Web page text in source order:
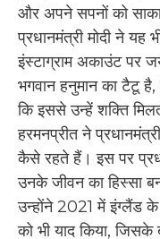
और अपने सपनों को
प्रधानमंत्री मोदी ने यह
इंस्टाग्राम अकाउंट पर
भगवान हनुमान का टैटू
कि इससे उन्हें शक्ति
हरमनप्रीत ने
कैसे रहते हैं। इस पर
उनके जीवन का हिस्सा
उन्होंने 2021 में इंग्लैंड
को भी याद किया, जिसके